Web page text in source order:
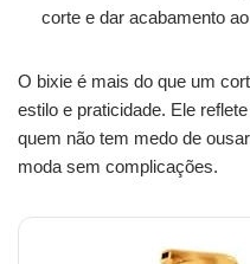
corte e dar acabamento
O bixie é mais do que um
estilo e praticidade. Ele
quem não tem medo de
moda sem complicações.